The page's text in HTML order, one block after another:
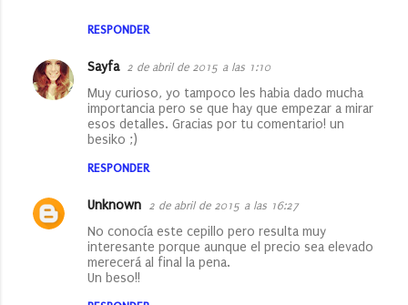
RESPONDER
Sayfa 2 de abril de 2015 a las 1:10
Muy curioso, yo tampoco les habia dado mucha
importancia pero se que hay que empezar a mirar
esos detalles. Gracias por tu comentario! un
besiko ;)
RESPONDER
Unknown 2 de abril de 2015 a las 16:27
No conocía este cepillo pero resulta muy
interesante porque aunque el precio sea elevado
merecerá al final la pena.
Un beso!!